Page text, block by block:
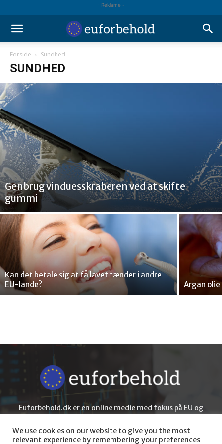
- Reklame -
Forside Sundhed
SUNDHED
Genbrug vinduesskraberen ved at skifte
gummi
Kan det betale sig at få lavet tænder i andre
EU-lande?
Argan
Euforbehold.dk er en online medie med fokus på EU og
We use cookies on our website to give you the most
relevant experience by remembering your preferences